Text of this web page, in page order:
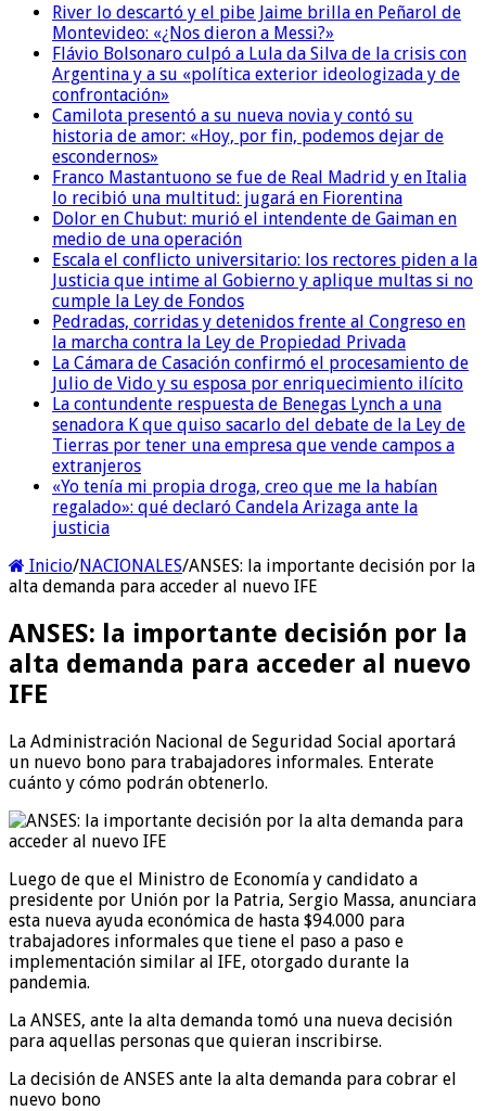
River lo descartó y el pibe Jaime brilla en Peñarol de
Montevideo: «¿Nos dieron a Messi?»
Flávio Bolsonaro culpó a Lula da Silva de la crisis con
Argentina y a su «política exterior ideologizada y de
confrontación»
Camilota presentó a su nueva novia y contó su
historia de amor: «Hoy, por fin, podemos dejar de
escondernos»
Franco Mastantuono se fue de Real Madrid y en Italia
lo recibió una multitud: jugará en Fiorentina
Dolor en Chubut: murió el intendente de Gaiman en
medio de una operación
Escala el conflicto universitario: los rectores piden a la
Justicia que intime al Gobierno y aplique multas si no
cumple la Ley de Fondos
Pedradas, corridas y detenidos frente al Congreso en
la marcha contra la Ley de Propiedad Privada
La Cámara de Casación confirmó el procesamiento de
Julio de Vido y su esposa por enriquecimiento ilícito
La contundente respuesta de Benegas Lynch a una
senadora K que quiso sacarlo del debate de la Ley de
Tierras por tener una empresa que vende campos a
extranjeros
«Yo tenía mi propia droga, creo que me la habían
regalado»: qué declaró Candela Arizaga ante la
justicia
Inicio/NACIONALES/ANSES: la importante decisión por la
alta demanda para acceder al nuevo IFE
ANSES: la importante decisión por la
alta demanda para acceder al nuevo
IFE
La Administración Nacional de Seguridad Social aportará
un nuevo bono para trabajadores informales. Enterate
cuánto y cómo podrán obtenerlo.
Luego de que el Ministro de Economía y candidato a
presidente por Unión por la Patria, Sergio Massa, anunciara
esta nueva ayuda económica de hasta $94.000 para
trabajadores informales que tiene el paso a paso e
implementación similar al IFE, otorgado durante la
pandemia.
La ANSES, ante la alta demanda tomó una nueva decisión
para aquellas personas que quieran inscribirse.
La decisión de ANSES ante la alta demanda para cobrar el
nuevo bono